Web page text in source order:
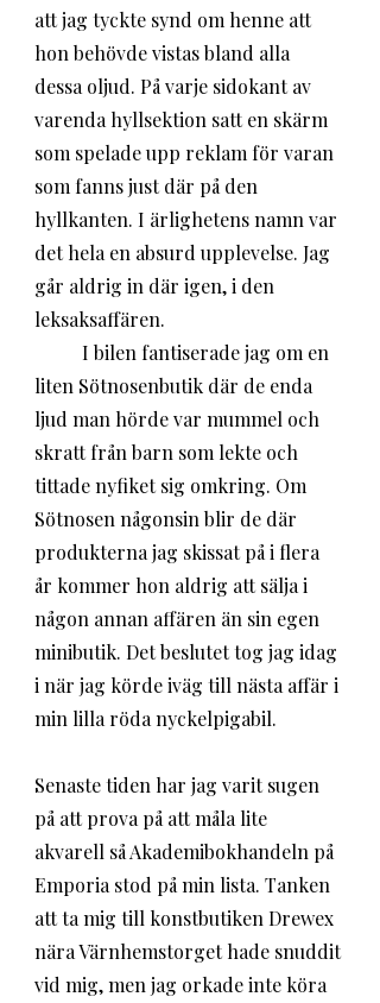
att jag tyckte synd om henne att
hon behövde vistas bland alla
dessa oljud. På varje sidokant av
varenda hyllsektion satt en skärm
som spelade upp reklam för varan
som fanns just där på den
hyllkanten. I ärlighetens namn var
det hela en absurd upplevelse. Jag
går aldrig in där igen, i den
leksaksaffären.
liten Sötnosenbutik där de enda
ljud man hörde var mummel och
skratt från barn som lekte och
tittade nyfiket sig omkring. Om
Sötnosen någonsin blir de där
produkterna jag skissat på i flera
år kommer hon aldrig att sälja i
någon annan affären än sin egen
minibutik. Det beslutet tog jag idag
i när jag körde iväg till nästa affär i
min lilla röda nyckelpigabil.
Senaste tiden har jag varit sugen
på att prova på att måla lite
akvarell så Akademibokhandeln på
Emporia stod på min lista. Tanken
att ta mig till konstbutiken Drewex
nära Värnhemstorget hade snuddit
vid mig, men jag orkade inte köra